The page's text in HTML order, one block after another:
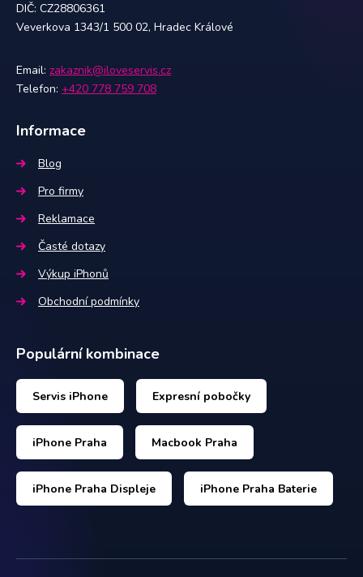
DIČ: CZ28806361
Veverkova 1343/1 500 02, Hradec Králové
Email: zakaznik@iloveservis.cz
Telefon: +420 778 759 708
Informace
Blog
Pro firmy
Reklamace
Časté dotazy
Výkup iPhonů
Obchodní podmínky
Populární kombinace
Servis iPhone Expresní pobočky
iPhone Praha Macbook Praha
iPhone Praha Displeje iPhone Praha Baterie